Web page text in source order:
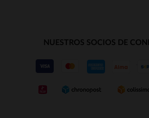
NUESTROS SOCIOS DE